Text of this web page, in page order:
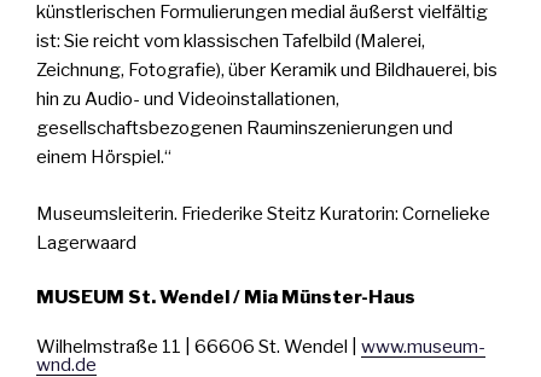
künstlerischen Formulierungen medial äußerst vielfältig
ist: Sie reicht vom klassischen Tafelbild (Malerei,
Zeichnung, Fotografie), über Keramik und Bildhauerei, bis
hin zu Audio- und Videoinstallationen,
gesellschaftsbezogenen Rauminszenierungen und
einem Hörspiel.“
Museumsleiterin. Friederike Steitz Kuratorin: Cornelieke
Lagerwaard
MUSEUM St. Wendel/ Mia Münster-Haus
Wilhelmstraße 11 | 66606 St. Wendel | www.museum-
wnd.de